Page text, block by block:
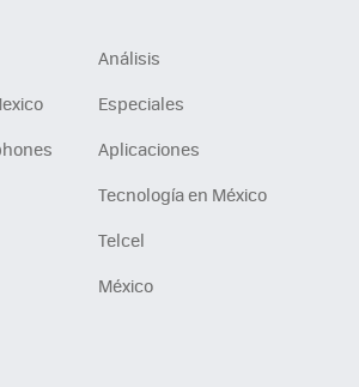
Análisis
Especiales
Aplicaciones
Tecnología en México
Telcel
México